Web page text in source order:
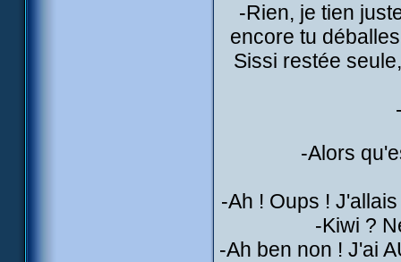
-Rien, je tien
encore tu
Sissi restée
-Alors
-Ah ! Oups !
-Kiwi ?
-Ah ben non ! J'ai